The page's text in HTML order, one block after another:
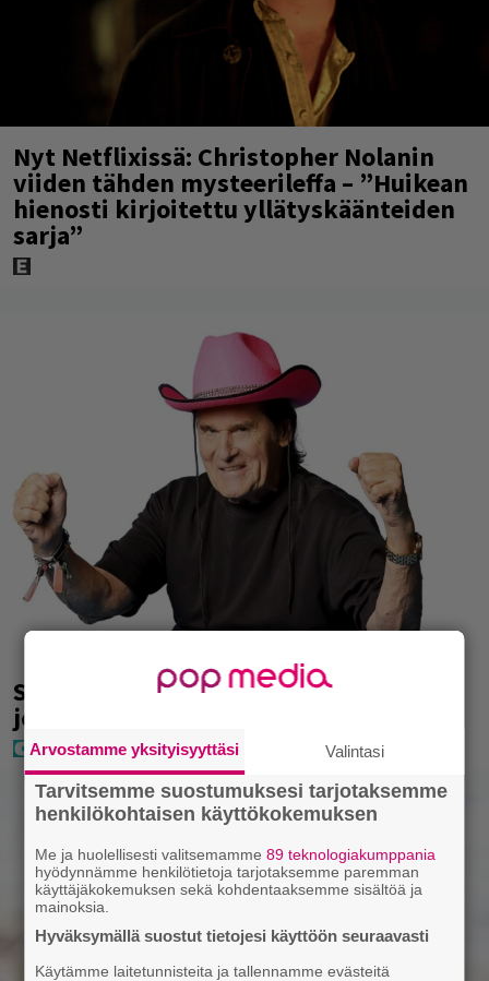
Nyt Netflixissä: Christopher Nolanin
viiden tähden mysteerileffa – ”Huikean
hienosti kirjoitettu yllätyskäänteiden
sarja”
Seiska: Laulaja Frederik lyttäsi Eput –
johan oli taas kielen käyttöä
Arvostamme yksityisyyttäsi Valintasi
Tarvitsemme suostumuksesi tarjotaksemme
henkilökohtaisen käyttökokemuksen
Me ja huolellisesti valitsemamme89 teknologiakumppania
hyödynnämme henkilötietoja tarjotaksemme paremman
käyttäjäkokemuksen sekä kohdentaaksemme sisältöä ja
mainoksia.
Hyväksymällä suostut tietojesi käyttöön seuraavasti
Käytämme laitetunnisteita ja tallennamme evästeitä